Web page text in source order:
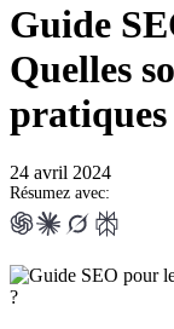
Guide
Quelles
pratiques
24 avril 2024
Résumez avec: